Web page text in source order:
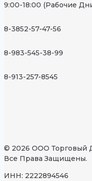
9:00-18:00 (Рабочие
8-3852-57-47-56
8-983-545-38-99
8-913-257-8545
© 2026 ООО Торговый
Все Права Защищены.
ИНН: 2222894546